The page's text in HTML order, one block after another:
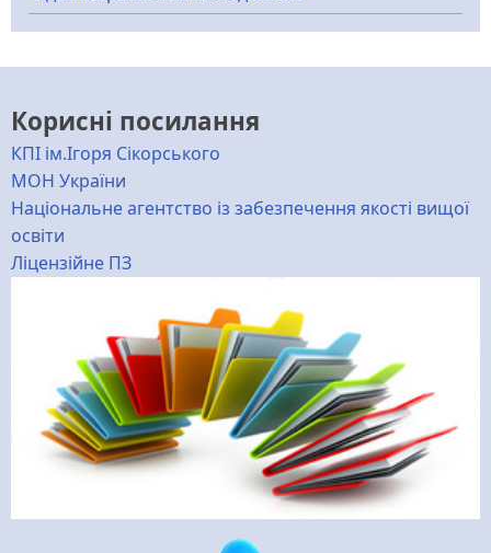
Корисні посилання
КПІ ім.Ігоря Сікорського
МОН України
Національне агентство із забезпечення якості вищої
освіти
Ліцензійне ПЗ